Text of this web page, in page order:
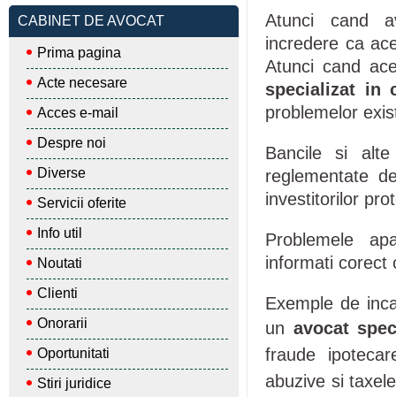
Atunci cand
incredere ca
Atunci cand
specializat in
problemelor
Bancile si alte
reglementate
investitorilor
Problemele
informati corect
Exemple de
un avocat
fraude
abuzive si
CABINET DE AVOCAT
Prima pagina
Acte necesare
Acces e-mail
Despre noi
Diverse
Servicii oferite
Info util
Noutati
Clienti
Onorarii
Oportunitati
Stiri juridice